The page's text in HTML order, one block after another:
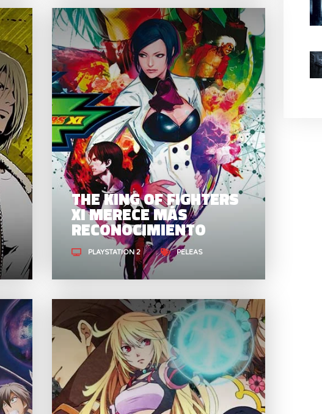
GAROU: MARK OF THE
WOLVES ES EL MEJOR
FATAL FURY
THE KING OF FIGHTERS
XI MERECE MÁS
RECONOCIMIENTO
PLAYSTATION 2 PELEAS